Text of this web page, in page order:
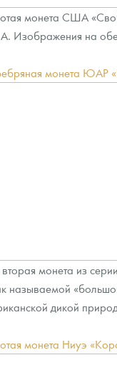
монета США
Изображения на
монета ЮАР
монета из
называемой
дикой
монета Ниуэ